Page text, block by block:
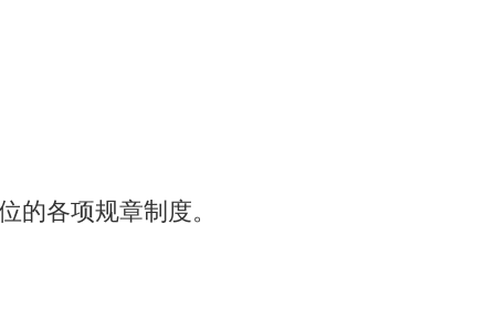
的各项规章制度。